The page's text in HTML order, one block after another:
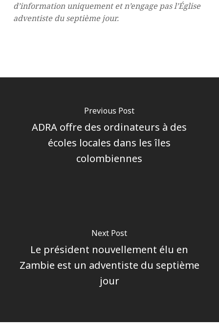
d’information uniquement et n’engage pas l’Église
adventiste du septième jour.
Previous Post
ADRA offre des ordinateurs à des
écoles locales dans les îles
colombiennes
Next Post
Le président nouvellement élu en
Zambie est un adventiste du septième
jour